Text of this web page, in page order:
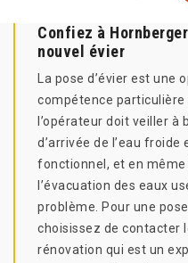
Confiez à
nouvel évier
La pose d’évier est
compétence particulière
l’opérateur doit veiller à
d’arrivée de l’eau froide
fonctionnel, et en
l’évacuation des eaux
problème. Pour une
choisissez de contacter
rénovation qui est un